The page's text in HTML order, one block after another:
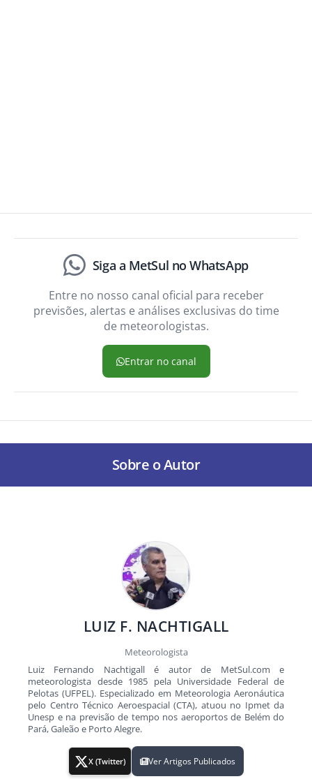
Siga a MetSul no WhatsApp
Entre no nosso canal oficial para receber
previsões, alertas e análises exclusivas do time
de meteorologistas.
Entrar no canal
Sobre o Autor
LUIZ F. NACHTIGALL
Meteorologista
Luiz Fernando Nachtigall é autor de MetSul.com e
meteorologista desde 1985 pela Universidade Federal de
Pelotas (UFPEL). Especializado em Meteorologia Aeronáutica
pelo Centro Técnico Aeroespacial (CTA), atuou no Ipmet da
Unesp e na previsão de tempo nos aeroportos de Belém do
Pará, Galeão e Porto Alegre.
X (Twitter) Ver Artigos Publicados